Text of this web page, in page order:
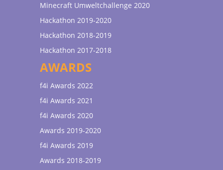
Minecraft Umweltchallenge 2020
Hackathon 2019-2020
Hackathon 2018-2019
Hackathon 2017-2018
AWARDS
f4i Awards 2022
f4i Awards 2021
f4i Awards 2020
Awards 2019-2020
f4i Awards 2019
Awards 2018-2019